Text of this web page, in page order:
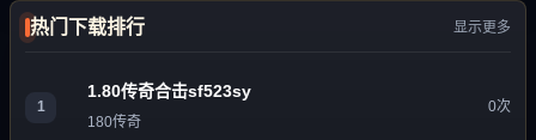
热门下载排行 显示更多
1
1.80传奇合击sf523sy
180传奇
0次